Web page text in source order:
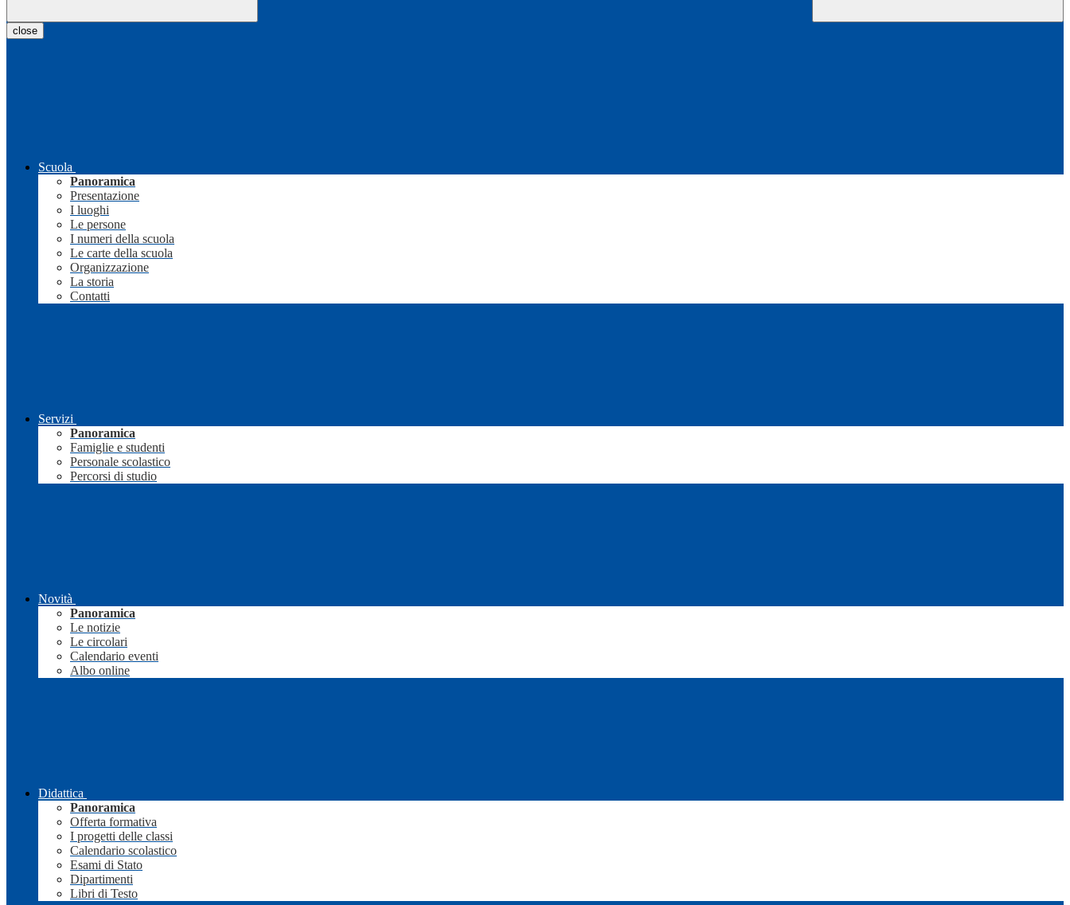
close
Scuola
Panoramica
Presentazione
I luoghi
Le persone
I numeri della scuola
Le carte della scuola
Organizzazione
La storia
Contatti
Servizi
Panoramica
Famiglie e studenti
Personale scolastico
Percorsi di studio
Novità
Panoramica
Le notizie
Le circolari
Calendario eventi
Albo online
Didattica
Panoramica
Offerta formativa
I progetti delle classi
Calendario scolastico
Esami di Stato
Dipartimenti
Libri di Testo